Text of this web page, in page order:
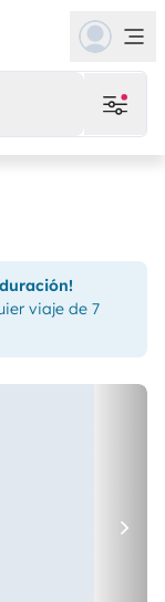
viaje de 7